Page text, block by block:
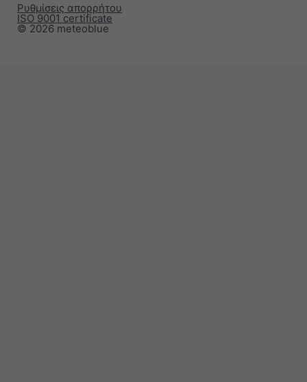
© 2026 meteoblue
ISO 9001 certificate
Ρυθμίσεις απορρήτου